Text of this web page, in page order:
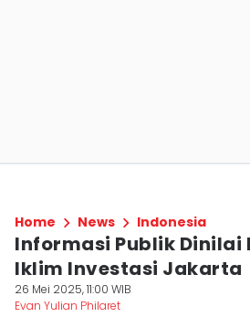
Home News Indonesia
Informasi Publik Dinilai
Iklim Investasi Jakarta
26 Mei 2025, 11:00 WIB
Evan Yulian Philaret